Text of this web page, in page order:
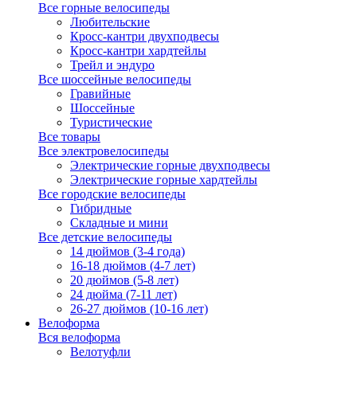
Все горные велосипеды
Любительские
Кросс-кантри двухподвесы
Кросс-кантри хардтейлы
Трейл и эндуро
Все шоссейные велосипеды
Гравийные
Шоссейные
Туристические
Все товары
Все электровелосипеды
Электрические горные двухподвесы
Электрические горные хардтейлы
Все городские велосипеды
Гибридные
Складные и мини
Все детские велосипеды
14 дюймов (3-4 года)
16-18 дюймов (4-7 лет)
20 дюймов (5-8 лет)
24 дюйма (7-11 лет)
26-27 дюймов (10-16 лет)
Велоформа
Вся велоформа
Велотуфли